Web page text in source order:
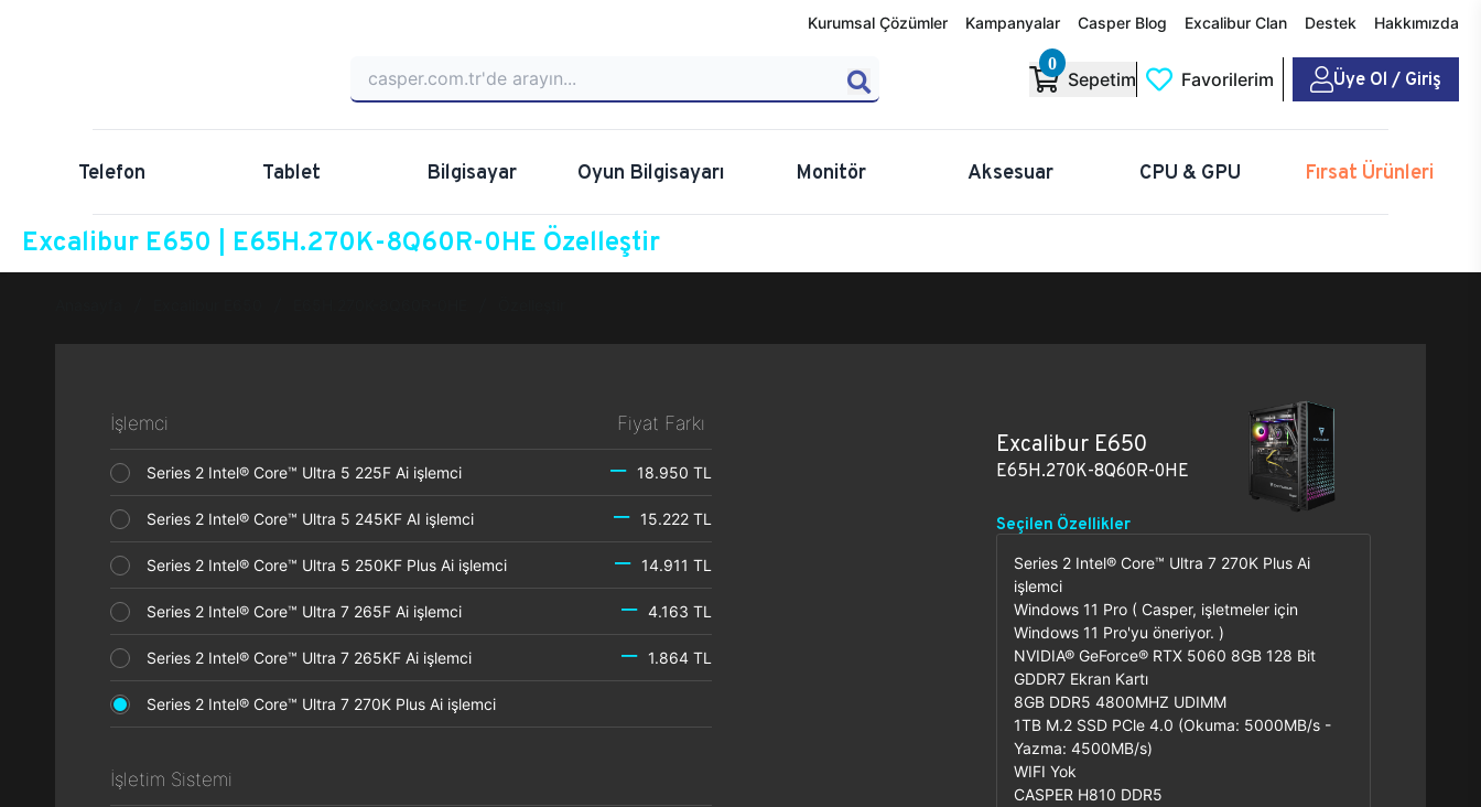
Kurumsal Çözümler Kampanyalar Casper Blog Excalibur Clan Destek Hakkımızda
0
Sepetim Favorilerim Üye Ol / Giriş
Telefon Tablet Bilgisayar Oyun Bilgisayarı Monitör Aksesuar CPU & GPU Fırsat Ürünleri
Excalibur E650 | E65H.270K-8Q60R-0HE Özelleştir
İşlemci Fiyat Farkı
Series 2 Intel® Core™ Ultra 5 225F Ai işlemci 18.950 TL
Series 2 Intel® Core™ Ultra 5 245KF AI işlemci 15.222 TL
Series 2 Intel® Core™ Ultra 5 250KF Plus Ai işlemci 14.911 TL
Series 2 Intel® Core™ Ultra 7 265F Ai işlemci 4.163 TL
Series 2 Intel® Core™ Ultra 7 265KF Ai işlemci 1.864 TL
Series 2 Intel® Core™ Ultra 7 270K Plus Ai işlemci
İşletim Sistemi
Excalibur E650
E65H.270K-8Q60R-0HE
Seçilen Özellikler
Series 2 Intel® Core™ Ultra 7 270K Plus Ai
işlemci
Windows 11 Pro ( Casper, işletmeler için
Windows 11 Pro'yu öneriyor. )
NVIDIA® GeForce® RTX 5060 8GB 128 Bit
GDDR7 Ekran Kartı
8GB DDR5 4800MHZ UDIMM
1TB M.2 SSD PCle 4.0 (Okuma: 5000MB/s -
Yazma: 4500MB/s)
WIFI Yok
CASPER H810 DDR5